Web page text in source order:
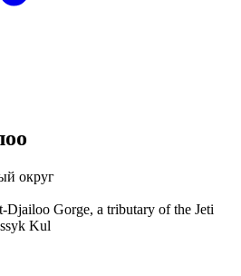
округ